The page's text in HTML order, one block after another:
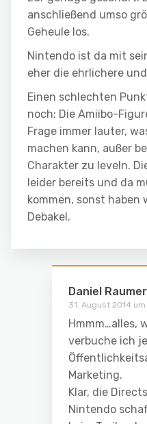
anschließend umso
Geheule los.
Nintendo ist da mit
eher die ehrlichere
Einen schlechten
noch: Die Amiibo-
Frage immer lauter,
machen kann, außer
Charakter zu leveln.
leider bereits und da
kommen, sonst haben
Debakel.
Daniel Raumer
31. August 2014 um
Hmmm…alles,
verbuche ich
Marketing.
Klar, die
Nintendo